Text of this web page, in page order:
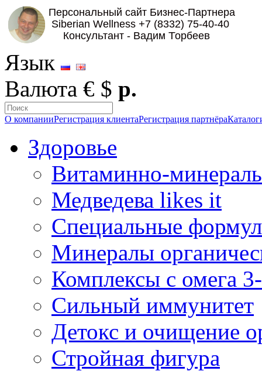
Язык
Валюта € $ р.
О компанииРегистрация клиентаРегистрация партнёра
Здоровье
Витаминно-
Медведева likes it
Специальные
Минералы
Комплексы с омега
Сильный иммунитет
Детокс и очищение
Стройная фигура